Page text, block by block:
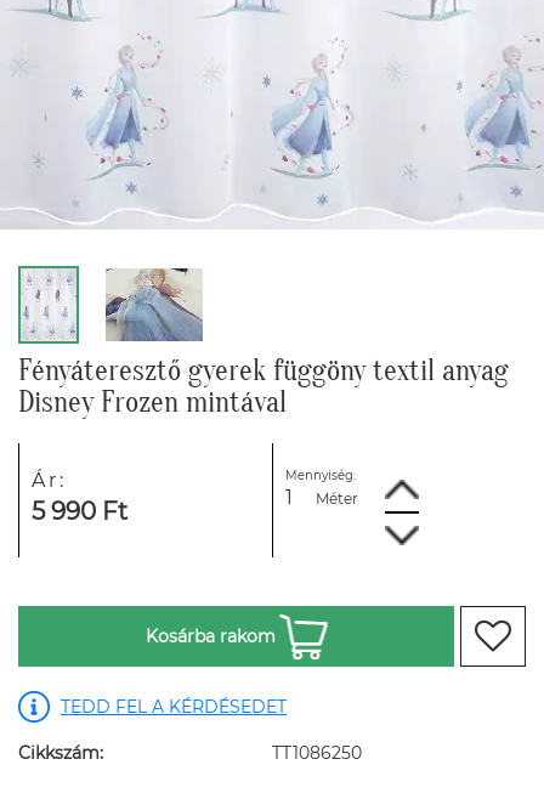
Fényáteresztő gyerek függöny textil anyag
Disney Frozen mintával
Ár:
5 990 Ft
Mennyiség:
Méter
Kosárba rakom
TEDD FEL A KÉRDÉSEDET
Cikkszám: TT1086250